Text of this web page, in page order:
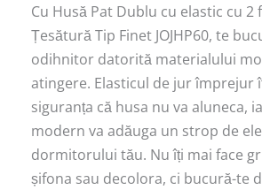
Cu Husă Pat Dublu cu elastic cu 2
Țesătură Tip Finet JOJHP60, te
odihnitor datorită materialului
atingere. Elasticul de jur împrejur
siguranța că husa nu va aluneca,
modern va adăuga un strop de
dormitorului tău. Nu îți mai face
șifona sau decolora, ci bucură-te